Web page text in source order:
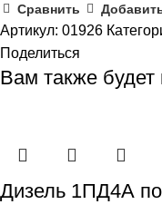
Сравнить
Артикул: 01926
Поделиться
Вам также
Дизель 1ПД4А